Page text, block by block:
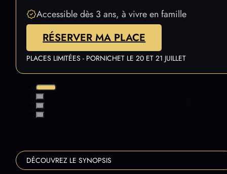
Accessible dès 3 ans, à vivre en famille
RÉSERVER MA PLACE
PLACES LIMITÉES - PORNICHET LE 20 ET 21 JUILLET
DÉCOUVREZ LE SYNOPSIS